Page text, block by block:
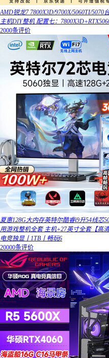
AMD锐龙7 7800X3D/9700X/5060TI/
主机DIY整机 配置七：
2000条评价
夏惠128G大内存英特尔酷睿i9升54线芯
用游戏整机全套 主机+27英寸全套【高
电竞独显丨1TB丨畅玩6
20000条评价